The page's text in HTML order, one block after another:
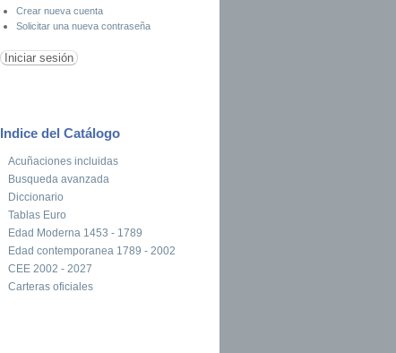
Crear nueva cuenta
Solicitar una nueva contraseña
Indice del Catálogo
Acuñaciones incluidas
Busqueda avanzada
Diccionario
Tablas Euro
Edad Moderna 1453 - 1789
Edad contemporanea 1789 - 2002
CEE 2002 - 2027
Carteras oficiales